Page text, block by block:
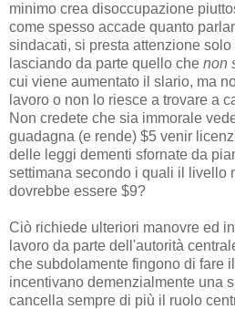
minimo crea disoccupazione
come spesso accade quanto
sindacati, si presta attenzione
lasciando da parte quello che non
cui viene aumentato il slario, ma
lavoro o non lo riesce a trovare a
Non credete che sia immorale
guadagna (e rende) $5 venir
delle leggi dementi sfornate da
settimana secondo i quali il livello
dovrebbe essere $9?
Ciò richiede ulteriori manovre ed
lavoro da parte dell'autorità
che subdolamente fingono di fare
incentivano demenzialmente una
cancella sempre di più il ruolo